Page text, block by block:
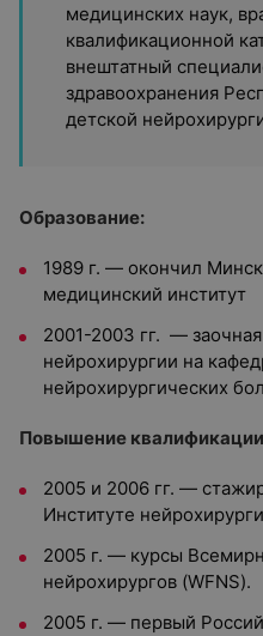
медицинских наук,
квалификационной
внештатный
здравоохранения
детской
Образование:
1989 г. — окончил
медицинский институт
2001-2003 гг. —
нейрохирургии на
нейрохирургических
Повышение
2005 и 2006 гг. —
Институте
2005 г. — курсы
нейрохирургов (WFNS).
2005 г. — первый